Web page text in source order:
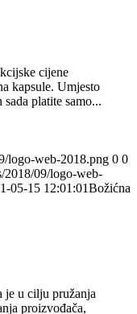
cijene
kapsule. Umjesto
platite samo...
logo-web-2018.png 0 0
2018/09/logo-web-
05-15 12:01:01Božićna
je u cilju pružanja
proizvođača,